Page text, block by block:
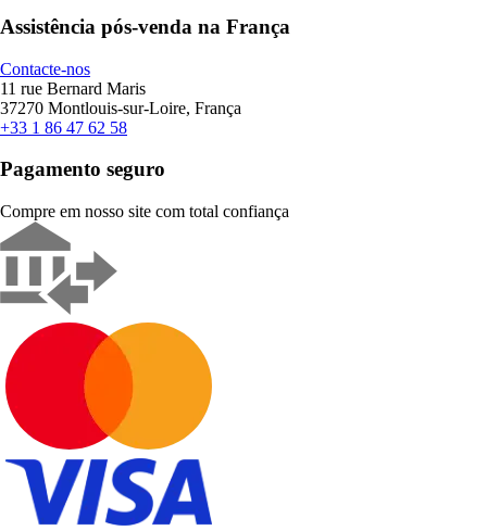
Assistência pós-venda na França
Contacte-nos
11 rue Bernard Maris
37270 Montlouis-sur-Loire, França
+33 1 86 47 62 58
Pagamento seguro
Compre em nosso site com total confiança